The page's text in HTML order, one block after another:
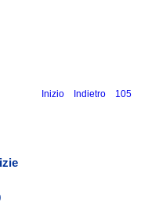
Inizio Indietro 105